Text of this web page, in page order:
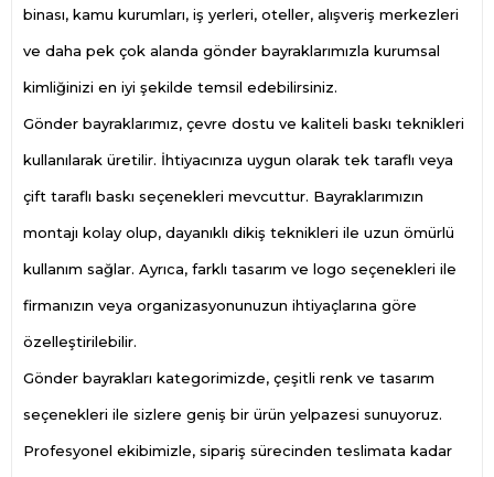
binası, kamu kurumları, iş yerleri, oteller, alışveriş merkezleri
ve daha pek çok alanda gönder bayraklarımızla kurumsal
kimliğinizi en iyi şekilde temsil edebilirsiniz.
Gönder bayraklarımız, çevre dostu ve kaliteli baskı teknikleri
kullanılarak üretilir. İhtiyacınıza uygun olarak tek taraflı veya
çift taraflı baskı seçenekleri mevcuttur. Bayraklarımızın
montajı kolay olup, dayanıklı dikiş teknikleri ile uzun ömürlü
kullanım sağlar. Ayrıca, farklı tasarım ve logo seçenekleri ile
firmanızın veya organizasyonunuzun ihtiyaçlarına göre
özelleştirilebilir.
Gönder bayrakları kategorimizde, çeşitli renk ve tasarım
seçenekleri ile sizlere geniş bir ürün yelpazesi sunuyoruz.
Profesyonel ekibimizle, sipariş sürecinden teslimata kadar